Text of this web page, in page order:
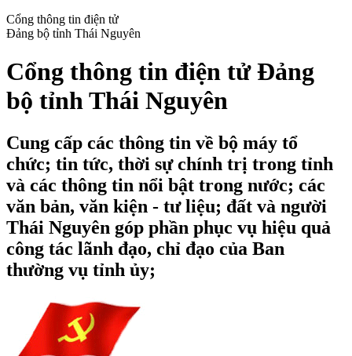
Cổng thông tin điện tử
Đảng bộ tỉnh Thái Nguyên
Cổng thông tin điện tử Đảng
bộ tỉnh Thái Nguyên
Cung cấp các thông tin về bộ máy tổ
chức; tin tức, thời sự chính trị trong tỉnh
và các thông tin nổi bật trong nước; các
văn bản, văn kiện - tư liệu; đất và người
Thái Nguyên góp phần phục vụ hiệu quả
công tác lãnh đạo, chỉ đạo của Ban
thường vụ tỉnh ủy;